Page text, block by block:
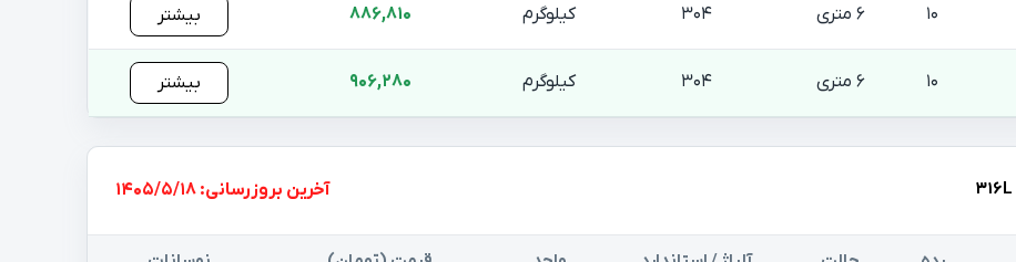
10 6 متری 304 کیلوگرم 886,810 بیشتر
10 6 متری 304 کیلوگرم 906,280 بیشتر
بروزرسانی: 1405/5/18